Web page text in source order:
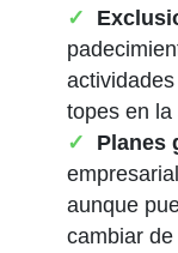
topes en la
Planes
aunque
cambiar